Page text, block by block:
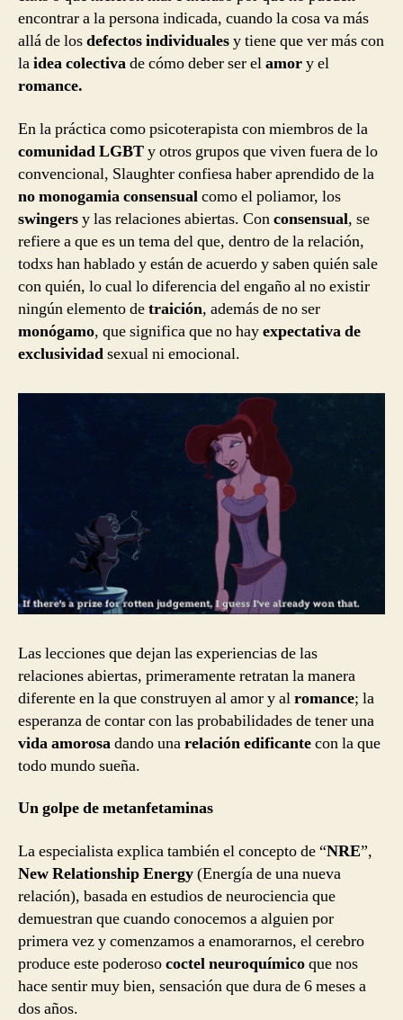
encontrar a la persona indicada, cuando la cosa va más
allá de losdefectos individualesy tiene que ver más con
laidea colectivade cómo deber ser elamory el
romance.
En la práctica como psicoterapista con miembros de la
comunidad LGBTy otros grupos que viven fuera de lo
convencional, Slaughter confiesa haber aprendido de la
no monogamia consensualcomo el poliamor, los
swingersy las relaciones abiertas. Conconsensual, se
refiere a que es un tema del que, dentro de la relación,
todxs han hablado y están de acuerdo y saben quién sale
con quién, lo cual lo diferencia del engaño al no existir
ningún elemento detraición, además de no ser
monógamo, que significa que no hayexpectativa de
exclusividadsexual ni emocional.
Las lecciones que dejan las experiencias de las
relaciones abiertas, primeramente retratan la manera
diferente en la que construyen al amor y alromance; la
esperanza de contar con las probabilidades de tener una
vida amorosadando unarelación edificantecon la que
todo mundo sueña.
Un golpe de metanfetaminas
La especialista explica también el concepto de “NRE”,
New Relationship Energy(Energía de una nueva
relación), basada en estudios de neurociencia que
demuestran que cuando conocemos a alguien por
primera vez y comenzamos a enamorarnos, el cerebro
produce este poderosococtel neuroquímicoque nos
hace sentir muy bien, sensación que dura de 6 meses a
dos años.